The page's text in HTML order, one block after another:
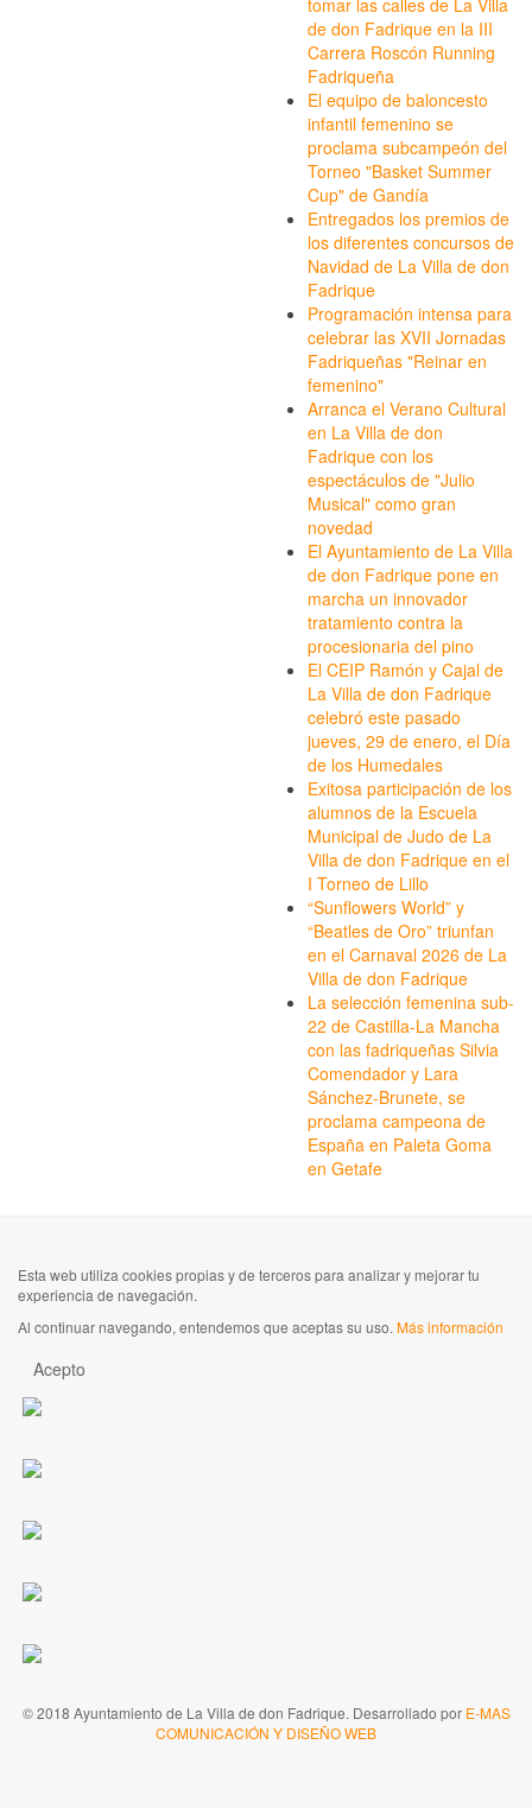
tomar las calles de La Villa
de don Fadrique en la III
Carrera Roscón Running
Fadriqueña
El equipo de baloncesto
infantil femenino se
proclama subcampeón del
Torneo "Basket Summer
Cup" de Gandía
Entregados los premios de
los diferentes concursos de
Navidad de La Villa de don
Fadrique
Programación intensa para
celebrar las XVII Jornadas
Fadriqueñas "Reinar en
femenino"
Arranca el Verano Cultural
en La Villa de don
Fadrique con los
espectáculos de "Julio
Musical" como gran
novedad
El Ayuntamiento de La Villa
de don Fadrique pone en
marcha un innovador
tratamiento contra la
procesionaria del pino
El CEIP Ramón y Cajal de
La Villa de don Fadrique
celebró este pasado
jueves, 29 de enero, el Día
de los Humedales
Exitosa participación de los
alumnos de la Escuela
Municipal de Judo de La
Villa de don Fadrique en el
I Torneo de Lillo
“Sunflowers World” y
“Beatles de Oro” triunfan
en el Carnaval 2026 de La
Villa de don Fadrique
La selección femenina sub-
22 de Castilla-La Mancha
con las fadriqueñas Silvia
Comendador y Lara
Sánchez-Brunete, se
proclama campeona de
España en Paleta Goma
en Getafe
Esta web utiliza cookies propias y de terceros para analizar y mejorar tu
experiencia de navegación.
Al continuar navegando, entendemos que aceptas su uso.Más información
Acepto
© 2018 Ayuntamiento de La Villa de don Fadrique. Desarrollado por E-MAS
COMUNICACIÓN Y DISEÑO WEB